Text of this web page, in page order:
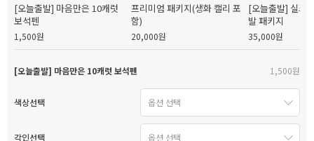
[오늘출발] 마음만은 10캐럿
보석펜
1,500원
프리미엄 패키지(생화 캘리 포
함)
20,000원
[오늘출발] 실크
발 패키지
35,000원
[오늘출발] 마음만은 10캐럿 보석펜 1,500원
색상선택
각인선택